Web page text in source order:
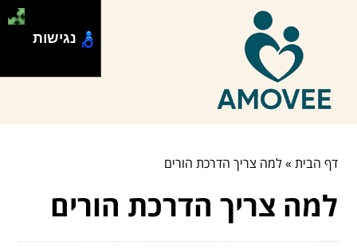
דף הבית»למה צריך הדרכת הורים
למה צריך הדרכת הורים
נגישות